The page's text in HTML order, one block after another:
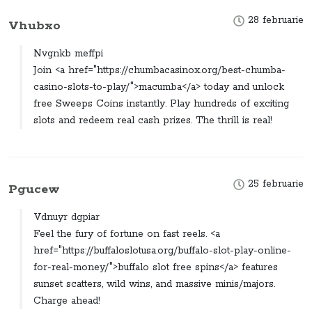
28 februarie
Vhubxo
Nvgnkb meffpi
Join <a href="https://chumbacasinox.org/best-chumba-
casino-slots-to-play/">macumba</a> today and unlock
free Sweeps Coins instantly. Play hundreds of exciting
slots and redeem real cash prizes. The thrill is real!
25 februarie
Pgucew
Vdnuyr dgpiar
Feel the fury of fortune on fast reels. <a
href="https://buffaloslotusa.org/buffalo-slot-play-online-
for-real-money/">buffalo slot free spins</a> features
sunset scatters, wild wins, and massive minis/majors.
Charge ahead!